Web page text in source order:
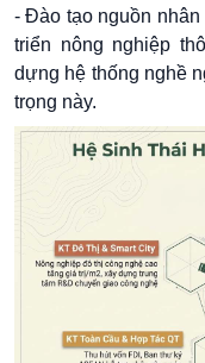
- Đào tạo nguồn
triển nông nghiệp
dựng hệ thống nghề
trọng này.